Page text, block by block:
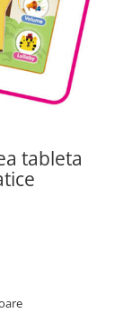
tableta